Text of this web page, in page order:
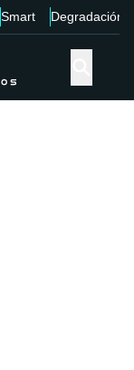
Smart Degradación